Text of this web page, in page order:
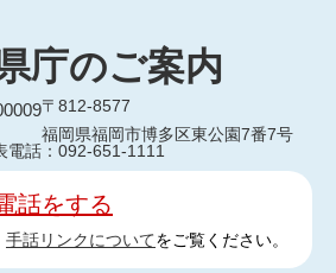
庁のご案内
〒812-8577
福岡県福岡市博多区東公園7番7号
電話：092-651-1111
話をする
手話リンクについてをご覧ください。